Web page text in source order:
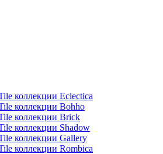
коллекции Eclectica
коллекции Bohho
коллекции Brick
коллекции Shadow
коллекции Gallery
коллекции Rombica